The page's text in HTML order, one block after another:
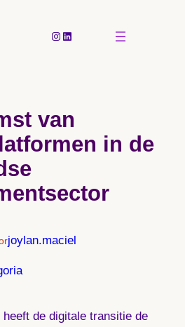
Instagram
LinkedIn
van
in de
joylan.maciel
heeft de digitale transitie de